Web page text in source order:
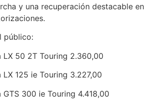
y una recuperación destacable en
público:
LX 50 2T Touring 2.360,00
LX 125 ie Touring 3.227,00
GTS 300 ie Touring 4.418,00